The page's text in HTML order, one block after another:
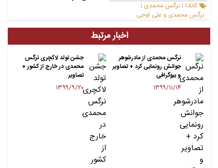
کانادا | نرگس محمدی |
نرگس محمدی و علی اوجی
اخبار مرتبط
نرگس محمدی از مادرشوهر
جوانش رونمایی کرد + تصاویر
و بیوگرافی
۱۳۹۹/۱۱/۱۴
جشن تولد لاکچری نرگس
محمدی در خارج از کشور +
تصاویر
۱۳۹۹/۹/۲۰